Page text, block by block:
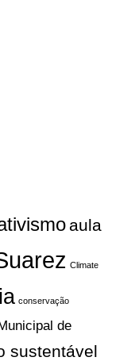
aula
Climate
conservação
de
sustentável